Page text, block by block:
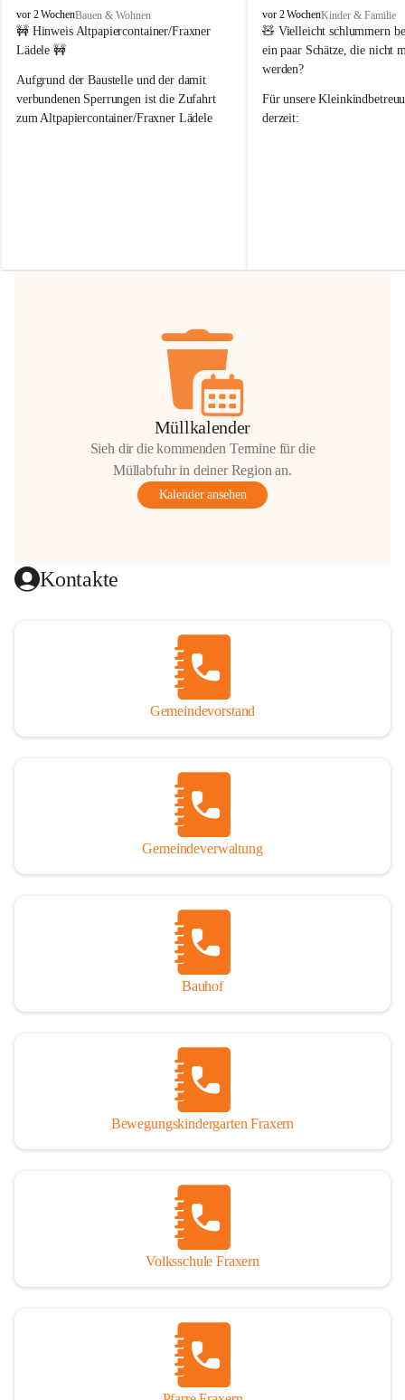
F
r
a
e
r
n
vor 2 WochenBauen & Wohnen
🚧 Hinweis Altpapiercontainer/Fraxner
Lädele 🚧
Aufgrund der Baustelle und der damit
verbundenen Sperrungen ist die Zufahrt
zum Altpapiercontainer/Fraxner Lädele
Hilfsbereitschaft!
F
r
a
x
r
n
vor 2 WochenKinder & Familie
🧸 Vielleicht schlummern
ein paar Schätze, die nicht
werden?
Für unsere
derzeit:
Müllkalender
Sieh dir die kommenden Termine für die
Müllabfuhr in deiner Region an.
Kalender ansehen
Kontakte
Gemeindevorstand
Gemeindeverwaltung
Bauhof
Bewegungskindergarten Fraxern
Volksschule Fraxern